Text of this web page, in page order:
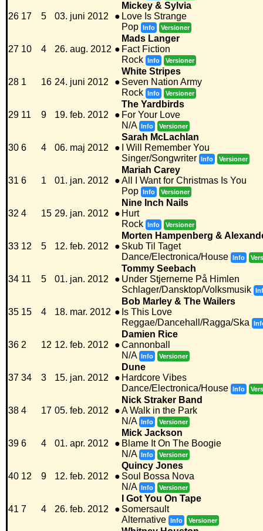
26 17 5 03. juni 2012 ●
Mickey & Sylvia
Love Is Strange
Pop Info Versioner
27 10 4 26. aug. 2012 ●
Mads Langer
Fact Fiction
Rock Info Versioner
28 1 16 24. juni 2012 ●
White Stripes
Seven Nation Army
Rock Info Versioner
29 11 9 19. feb. 2012 ●
The Yardbirds
For Your Love
N/A Info Versioner
30 6 4 06. maj 2012 ●
Sarah McLachlan
I Will Remember You
Singer/Songwriter Info Versioner
31 6 1 01. jan. 2012 ●
Mariah Carey
All I Want for Christmas Is You
Pop Info Versioner
32 4 15 29. jan. 2012 ●
Nine Inch Nails
Hurt
Rock Info Versioner
33 12 5 12. feb. 2012 ●
Morten Hampenberg &
Skub Til Taget
Dance/Electronica/House Info
34 11 5 01. jan. 2012 ●
Tommy Seebach
Under Stjernerne På Himlen
Schlager/Dansktop/Volksmusik
35 15 4 18. mar. 2012 ●
Bob Marley & The Wailers
Is This Love
Reggae/Dancehall/Ragga/Ska
36 2 12 12. feb. 2012 ●
Damien Rice
Cannonball
N/A Info Versioner
37 34 3 15. jan. 2012 ●
Dune
Hardcore Vibes
Dance/Electronica/House Info
38 4 17 05. feb. 2012 ●
Nick Straker Band
A Walk in the Park
N/A Info Versioner
39 6 4 01. apr. 2012 ●
Mick Jackson
Blame It On The Boogie
N/A Info Versioner
40 12 9 12. feb. 2012 ●
Quincy Jones
Soul Bossa Nova
N/A Info Versioner
41 7 4 26. feb. 2012 ●
I Got You On Tape
Somersault
Alternative Info Versioner